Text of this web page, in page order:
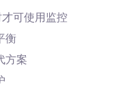
才可使用监控
衡
方案